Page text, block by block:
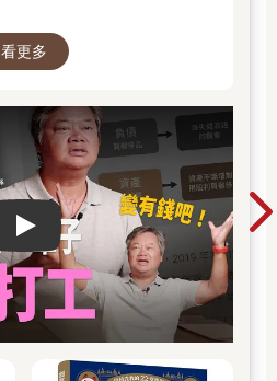
看更多
Play video